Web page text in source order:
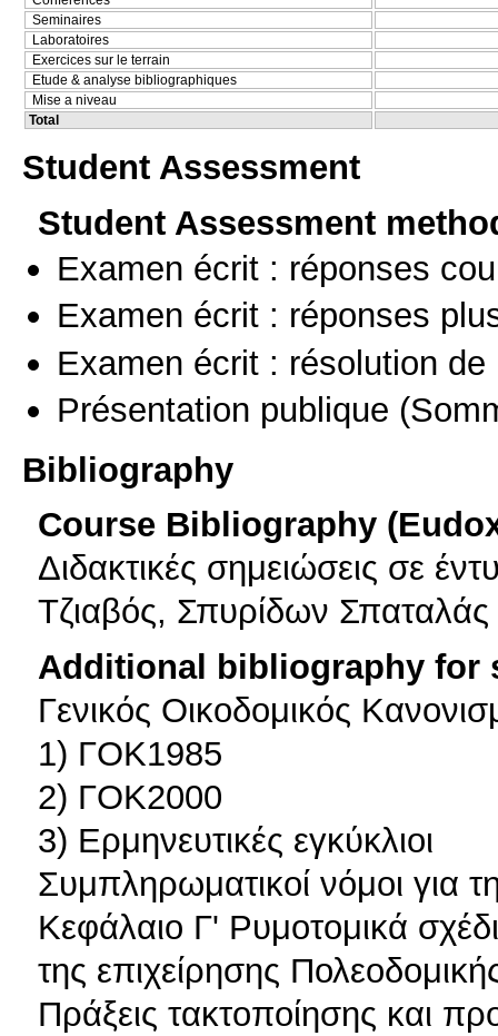
Seminaires
Laboratoires
Exercices sur le terrain
Etude & analyse bibliographiques
Mise a niveau
Total
Student Assessment
Student Assessment
Examen écrit : réponses
Examen écrit : réponses
Examen écrit : résolution de
Présentation publique
Bibliography
Course Bibliography
Διδακτικές σημειώσεις σε
Τζιαβός, Σπυρίδων Σπαταλάς
Additional bibliography for
Γενικός Οικοδομικός
1) ΓΟΚ1985
2) ΓΟΚ2000
3) Ερμηνευτικές εγκύκλιοι
Συμπληρωματικοί νόμοι για
Κεφάλαιο Γ' Ρυμοτομικά
της επιχείρησης
Πράξεις τακτοποίησης και